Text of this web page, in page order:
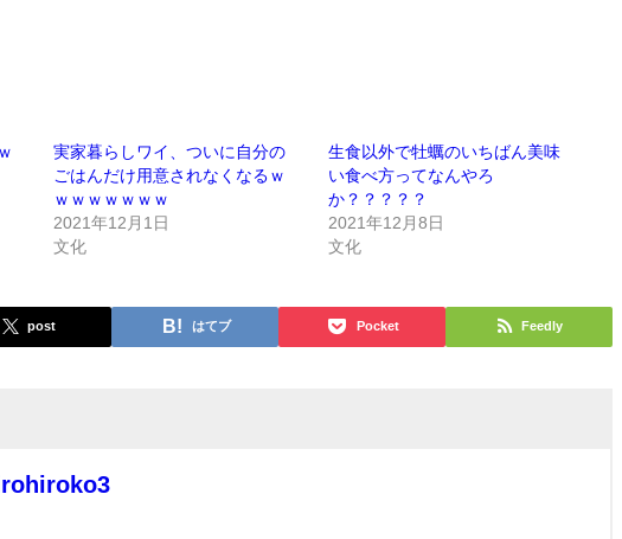
実家暮らしワイ、ついに自分の
ごはんだけ用意されなくなるｗ
ｗｗｗｗｗｗｗ
2021年12月1日
文化
生食以外で牡蠣のいちばん美味
い食べ方ってなんやろ
か？？？？？
2021年12月8日
文化
post はてブ Pocket Feedly